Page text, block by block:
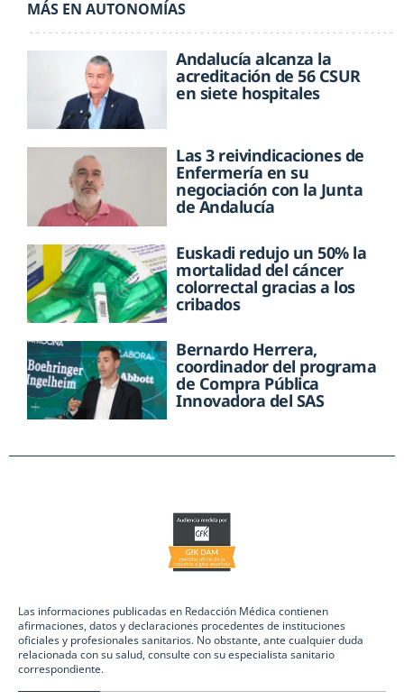
MÁS EN AUTONOMÍAS
Andalucía alcanza la
acreditación de 56 CSUR
en siete hospitales
Las 3 reivindicaciones de
Enfermería en su
negociación con la Junta
de Andalucía
Euskadi redujo un 50% la
mortalidad del cáncer
colorrectal gracias a los
cribados
Bernardo Herrera,
coordinador del programa
de Compra Pública
Innovadora del SAS
Las informaciones publicadas en Redacción Médica contienen
afirmaciones, datos y declaraciones procedentes de instituciones
oficiales y profesionales sanitarios. No obstante, ante cualquier duda
relacionada con su salud, consulte con su especialista sanitario
correspondiente.